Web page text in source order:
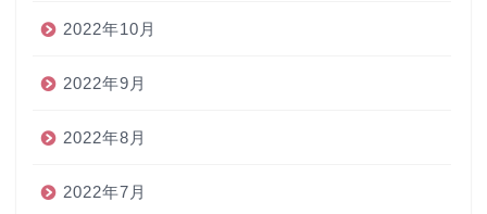
2022年10月
2022年9月
2022年8月
2022年7月